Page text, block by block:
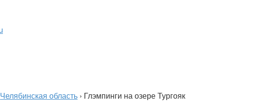
Челябинская область › Глэмпинги на озере Тургояк